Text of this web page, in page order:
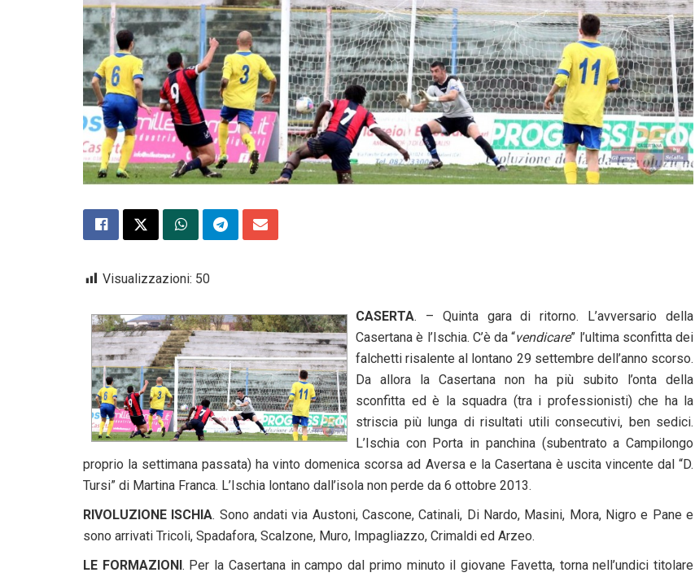
Visualizzazioni: 50
CASERTA. – Quinta gara di ritorno. L’avversario della
Casertana è l’Ischia. C’è da “vendicare” l’ultima sconfitta dei
falchetti risalente al lontano 29 settembre dell’anno scorso.
Da allora la Casertana non ha più subito l’onta della
sconfitta ed è la squadra (tra i professionisti) che ha la
striscia più lunga di risultati utili consecutivi, ben sedici.
L’Ischia con Porta in panchina (subentrato a Campilongo
proprio la settimana passata) ha vinto domenica scorsa ad Aversa e la Casertana è uscita vincente dal “D.
Tursi” di Martina Franca. L’Ischia lontano dall’isola non perde da 6 ottobre 2013.
RIVOLUZIONE ISCHIA. Sono andati via Austoni, Cascone, Catinali, Di Nardo, Masini, Mora, Nigro e Pane e
sono arrivati Tricoli, Spadafora, Scalzone, Muro, Impagliazzo, Crimaldi ed Arzeo.
LE FORMAZIONI. Per la Casertana in campo dal primo minuto il giovane Favetta, torna nell’undici titolare